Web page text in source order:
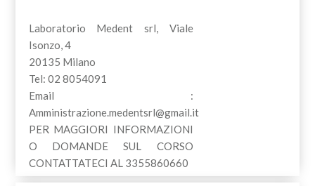
Laboratorio Medent srl, Viale
Isonzo, 4
20135 Milano
Tel: 02 8054091
Email :
Amministrazione.medentsrl@gmail.it
PER MAGGIORI INFORMAZIONI
O DOMANDE SUL CORSO
CONTATTATECI AL 3355860660